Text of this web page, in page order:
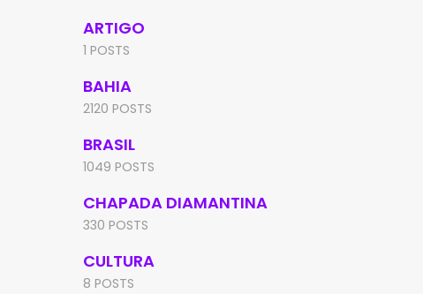
ARTIGO
1 POSTS
BAHIA
2120 POSTS
BRASIL
1049 POSTS
CHAPADA DIAMANTINA
330 POSTS
CULTURA
8 POSTS